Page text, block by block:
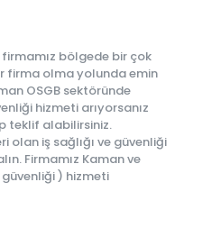
firmamız bölgede bir çok
firma olma yolunda emin
OSGB sektöründe
hizmeti arıyorsanız
teklif alabilirsiniz.
olan iş sağlığı ve güvenliği
Firmamız Kaman ve
güvenliği ) hizmeti